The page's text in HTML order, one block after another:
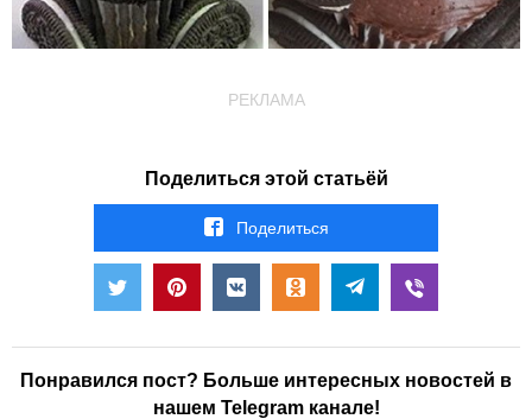
РЕКЛАМА
Поделиться этой статьёй
Поделиться
Понравился пост? Больше интересных новостей в
нашем Telegram канале!